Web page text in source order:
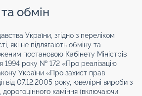
обмін
України, згідно з переліком
які не підлягають обміну та
постановою Кабінету Міністрів
1994 року № 172 «Про реалізацію
України «Про захист прав
від 07.12.2005 року, ювелірні вироби з
дорогоцінного каміння (включаючи